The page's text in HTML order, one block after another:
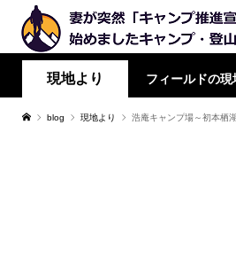
現地より フィールドの現
blog 現地より 浩庵キャンプ場～初本栖